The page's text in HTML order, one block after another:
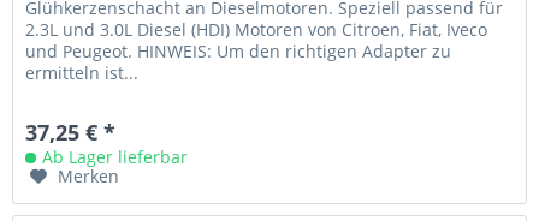
Glühkerzenschacht an Dieselmotoren. Speziell passend für
2.3L und 3.0L Diesel (HDI) Motoren von Citroen, Fiat, Iveco
und Peugeot. HINWEIS: Um den richtigen Adapter zu
ermitteln ist...
37,25 € *
Ab Lager lieferbar
Merken